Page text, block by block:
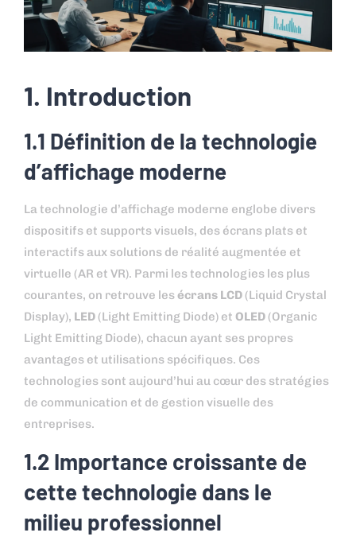
1. Introduction
1.1 Définition de la technologie
d’affichage moderne
La technologie d’affichage moderne englobe divers
dispositifs et supports visuels, des écrans plats et
interactifs aux solutions de réalité augmentée et
virtuelle (AR et VR). Parmi les technologies les plus
courantes, on retrouve lesécrans LCD (Liquid Crystal
Display), LED (Light Emitting Diode) et OLED (Organic
Light Emitting Diode), chacun ayant ses propres
avantages et utilisations spécifiques. Ces
technologies sont aujourd’hui au cœur des stratégies
de communication et de gestion visuelle des
entreprises.
1.2 Importance croissante de
cette technologie dans le
milieu professionnel